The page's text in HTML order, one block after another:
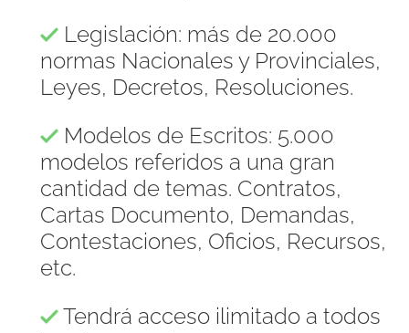
Legislación: más de 20.000
normas Nacionales y Provinciales,
Leyes, Decretos, Resoluciones.
Modelos de Escritos: 5.000
modelos referidos a una gran
cantidad de temas. Contratos,
Cartas Documento, Demandas,
Contestaciones, Oficios, Recursos,
etc.
Tendrá acceso ilimitado a todos